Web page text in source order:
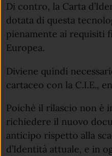
Di contro, la Carta
dotata di questa
pienamente ai requisiti
Europea.
Diviene quindi
cartaceo con la C.I.E.,
Poichè il rilascio non è
richiedere il nuovo
anticipo rispetto alla
d’Identità attuale, e in